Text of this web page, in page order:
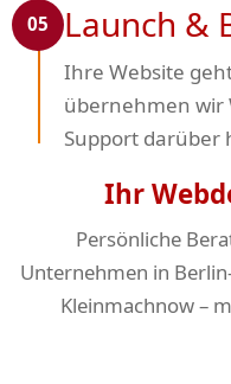
05 Launch &
Ihre Website
übernehmen wir
Support darüber
Ihr
Persönliche
Unternehmen in
Kleinmachnow –